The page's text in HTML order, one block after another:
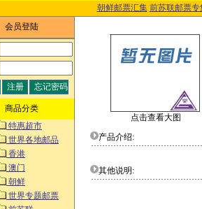
朝鲜邮票汇集 前苏联邮票专
会员登陆
商品分类
特惠超市
世界各地邮品
香港
澳门
朝鲜
世界专题邮票
点击查看大图
产品介绍:
其他说明: